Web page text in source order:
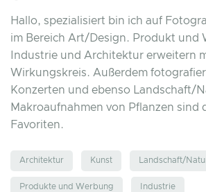
Hallo, spezialisiert bin ich auf
im Bereich Art/Design. Produkt und
Industrie und Architektur erweitern
Wirkungskreis. Außerdem
Konzerten und ebenso Landschaft/
Makroaufnahmen von Pflanzen sind
Favoriten.
Architektur Kunst Landschaft/
Produkte und Werbung Industrie